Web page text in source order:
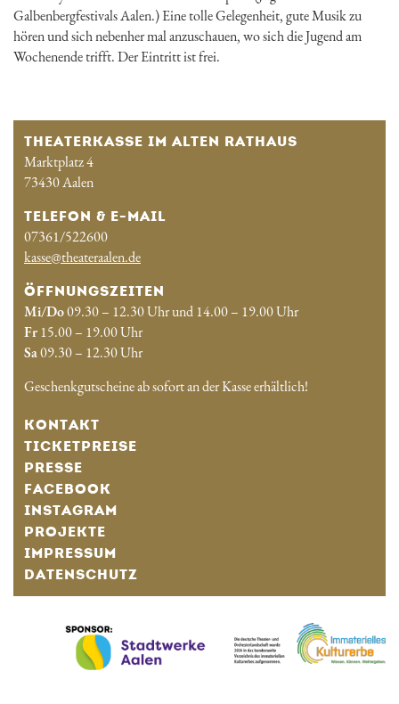
Galbenbergfestivals Aalen.) Eine tolle Gelegenheit, gute Musik zu
hören und sich nebenher mal anzuschauen, wo sich die Jugend am
Wochenende trifft. Der Eintritt ist frei.
THEATERKASSE IM ALTEN RATHAUS
Marktplatz 4
73430 Aalen
TELEFON & E-MAIL
07361/522600
kasse@theateraalen.de
ÖFFNUNGSZEITEN
Mi/Do09.30 – 12.30 Uhr und 14.00 – 19.00 Uhr
Fr15.00 – 19.00 Uhr
Sa09.30 – 12.30 Uhr
Geschenkgutscheine ab sofort an der Kasse erhältlich!
KONTAKT
TICKETPREISE
PRESSE
FACEBOOK
INSTAGRAM
PROJEKTE
IMPRESSUM
DATENSCHUTZ